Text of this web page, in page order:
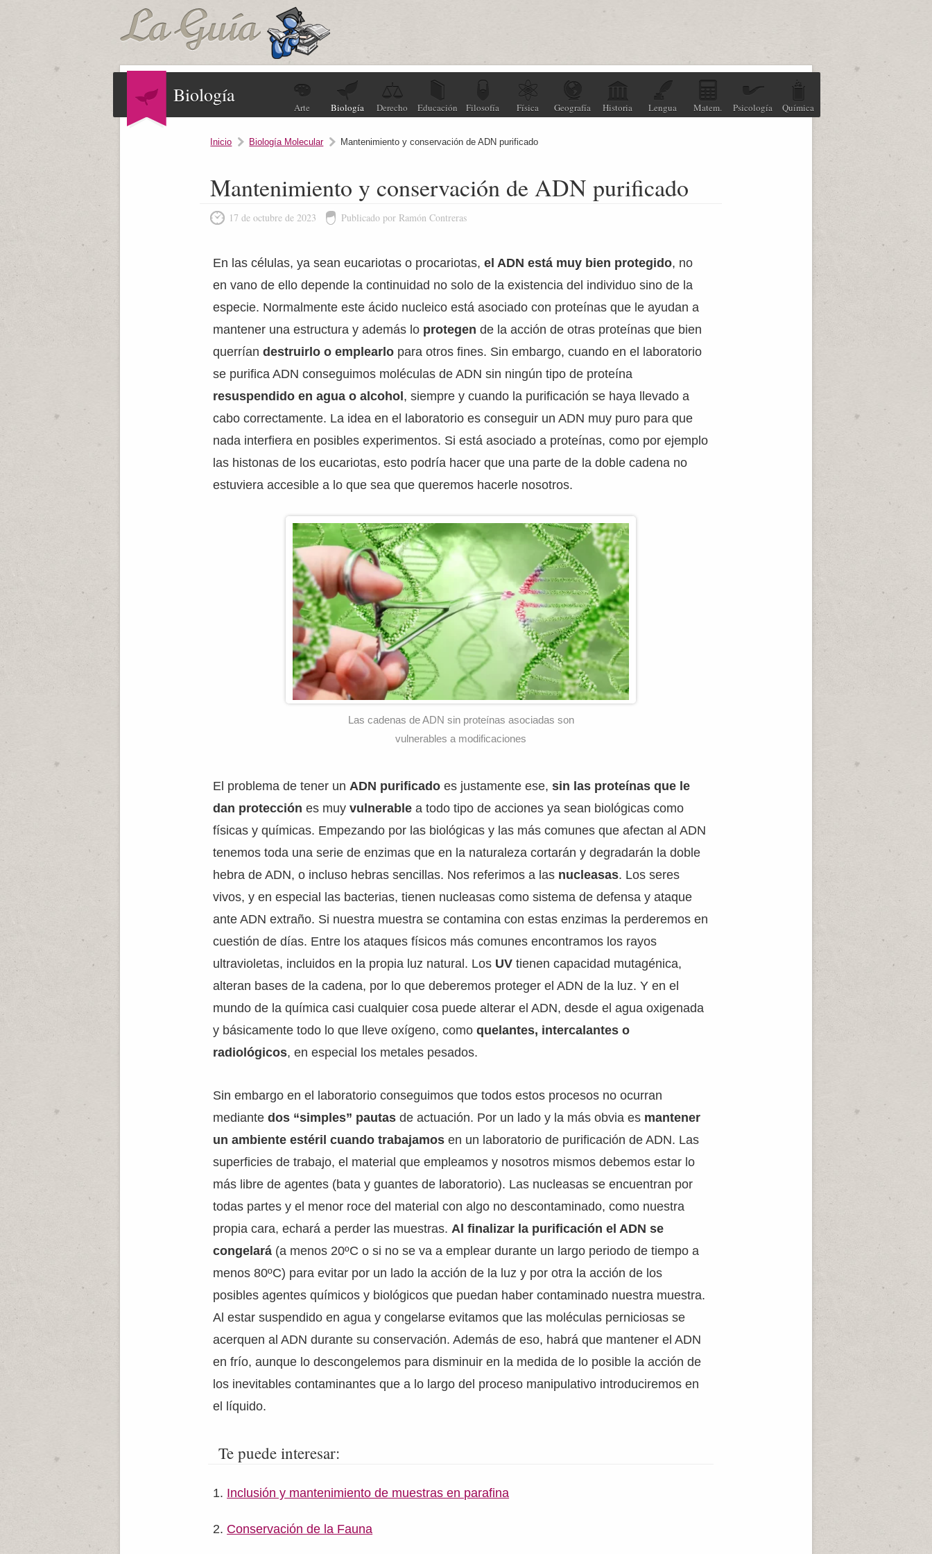
Biología
Arte Biología Derecho Educación Filosofía Física Geografía Historia Lengua Matem. Psicología Química
Inicio Biología Molecular Mantenimiento y conservación de ADN purificado
Mantenimiento y conservación de ADN purificado
17 de octubre de 2023 Publicado por Ramón Contreras
En las células, ya sean eucariotas o procariotas,el ADN está muy bien protegido, no
en vano de ello depende la continuidad no solo de la existencia del individuo sino de la
especie. Normalmente este ácido nucleico está asociado con proteínas que le ayudan a
mantener una estructura y además lo protegende la acción de otras proteínas que bien
querríandestruirlo o emplearlo para otros fines. Sin embargo, cuando en el laboratorio
se purifica ADN conseguimos moléculas de ADN sin ningún tipo de proteína
resuspendido en agua o alcohol , siempre y cuando la purificación se haya llevado a
cabo correctamente. La idea en el laboratorio es conseguir un ADN muy puro para que
nada interfiera en posibles experimentos. Si está asociado a proteínas, como por ejemplo
las histonas de los eucariotas, esto podría hacer que una parte de la doble cadena no
estuviera accesible a lo que sea que queremos hacerle nosotros.
Las cadenas de ADN sin proteínas asociadas son
vulnerables a modificaciones
El problema de tener un ADN purificadoes justamente ese,sin las proteínas que le
dan protecciónes muyvulnerablea todo tipo de acciones ya sean biológicas como
físicas y químicas. Empezando por las biológicas y las más comunes que afectan al ADN
tenemos toda una serie de enzimas que en la naturaleza cortarán y degradarán la doble
hebra de ADN, o incluso hebras sencillas. Nos referimos a las nucleasas. Los seres
vivos, y en especial las bacterias, tienen nucleasas como sistema de defensa y ataque
ante ADN extraño. Si nuestra muestra se contamina con estas enzimas la perderemos en
cuestión de días. Entre los ataques físicos más comunes encontramos los rayos
ultravioletas, incluidos en la propia luz natural. Los UVtienen capacidad mutagénica,
alteran bases de la cadena, por lo que deberemos proteger el ADN de la luz. Y en el
mundo de la química casi cualquier cosa puede alterar el ADN, desde el agua oxigenada
y básicamente todo lo que lleve oxígeno, comoquelantes, intercalantes o
radiológicos, en especial los metales pesados.
Sin embargo en el laboratorio conseguimos que todos estos procesos no ocurran
mediantedos “simples” pautasde actuación. Por un lado y la más obvia es mantener
un ambiente estéril cuando trabajamosen un laboratorio de purificación de ADN. Las
superficies de trabajo, el material que empleamos y nosotros mismos debemos estar lo
más libre de agentes (bata y guantes de laboratorio). Las nucleasas se encuentran por
todas partes y el menor roce del material con algo no descontaminado, como nuestra
propia cara, echará a perder las muestras. Al finalizar la purificación el ADN se
congelará (a menos 20ºC o si no se va a emplear durante un largo periodo de tiempo a
menos 80ºC) para evitar por un lado la acción de la luz y por otra la acción de los
posibles agentes químicos y biológicos que puedan haber contaminado nuestra muestra.
Al estar suspendido en agua y congelarse evitamos que las moléculas perniciosas se
acerquen al ADN durante su conservación. Además de eso, habrá que mantener el ADN
en frío, aunque lo descongelemos para disminuir en la medida de lo posible la acción de
los inevitables contaminantes que a lo largo del proceso manipulativo introduciremos en
el líquido.
Te puede interesar:
Inclusión y mantenimiento de muestras en parafina
Conservación de la Fauna